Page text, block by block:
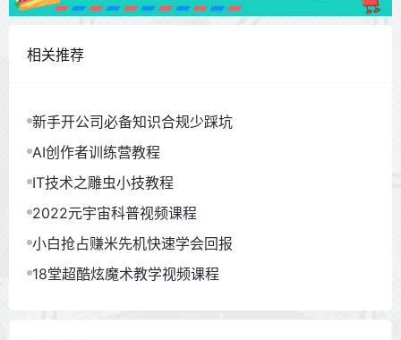
相关推荐
新手开公司必备知识合规少踩坑
AI创作者训练营教程
IT技术之雕虫小技教程
2022元宇宙科普视频课程
小白抢占赚米先机快速学会回报
18堂超酷炫魔术教学视频课程